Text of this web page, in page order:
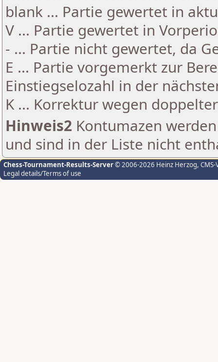
blank ... Partie gewertet in
V ... Partie gewertet in
- ... Partie nicht gewertet, da
E ... Partie vorgemerkt zur
Einstiegselozahl in der
K ... Korrektur wegen
Hinweis2 Kontumazen
und sind in der Liste nicht
Chess-Tournament-Results-Server© 2006-2026 Heinz Herzog,
Legal details/Terms of use